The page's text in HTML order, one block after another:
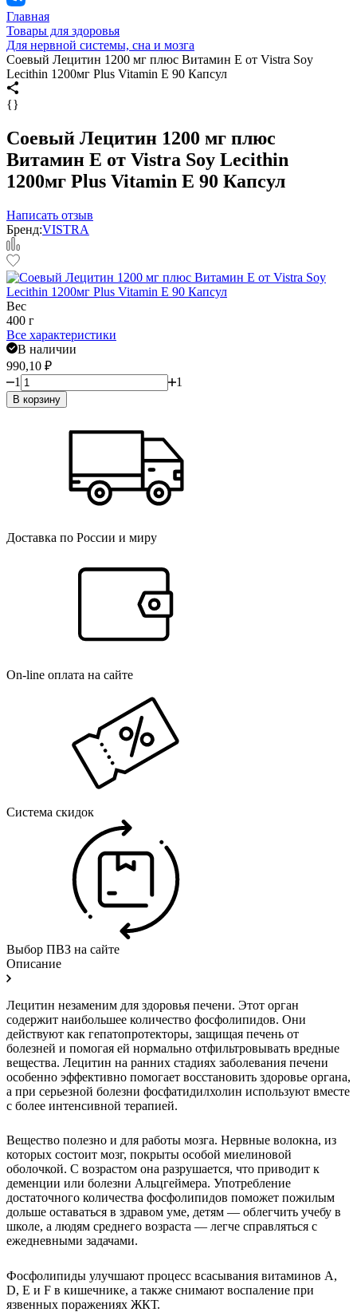
Главная
Товары для здоровья
Для нервной системы, сна и мозга
Соевый Лецитин 1200 мг плюс Витамин Е от Vistra Soy
Lecithin 1200мг Plus Vitamin E 90 Капсул
{}
Соевый Лецитин 1200 мг плюс
Витамин Е от Vistra Soy Lecithin
1200мг Plus Vitamin E 90 Капсул
Написать отзыв
Бренд:VISTRA
Вес
400 г
Все характеристики
В наличии
990,10 ₽
1
1
В корзину
Доставка по России и миру
On-line оплата на сайте
Система скидок
Выбор ПВЗ на сайте
Описание
Лецитин незаменим для здоровья печени. Этот орган
содержит наибольшее количество фосфолипидов. Они
действуют как гепатопротекторы, защищая печень от
болезней и помогая ей нормально отфильтровывать вредные
вещества. Лецитин на ранних стадиях заболевания печени
особенно эффективно помогает восстановить здоровье органа,
а при серьезной болезни фосфатидилхолин используют вместе
с более интенсивной терапией.
Вещество полезно и для работы мозга. Нервные волокна, из
которых состоит мозг, покрыты особой миелиновой
оболочкой. С возрастом она разрушается, что приводит к
деменции или болезни Альцгеймера. Употребление
достаточного количества фосфолипидов поможет пожилым
дольше оставаться в здравом уме, детям — облегчить учебу в
школе, а людям среднего возраста — легче справляться с
ежедневными задачами.
Фосфолипиды улучшают процесс всасывания витаминов А,
D, E и F в кишечнике, а также снимают воспаление при
язвенных поражениях ЖКТ.